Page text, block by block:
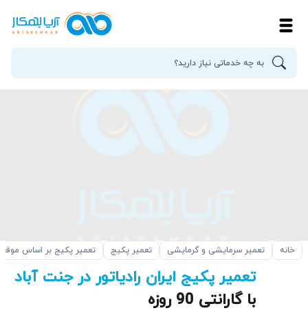
خانه تعمیر سرمایشی و گرمایشی تعمیر پکیج تعمیر پکیج بر اساس
تعمیر پکیج ایران رادیاتور در جنت آباد
با گارانتی 90 روزه